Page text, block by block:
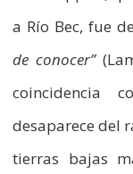
a Río Bec, fue
de conocer”
coincidencia
desaparece del
tierras bajas